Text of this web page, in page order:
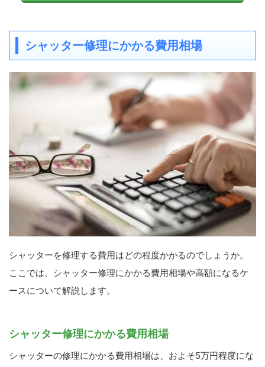
シャッター修理にかかる費用相場
シャッターを修理する費用はどの程度かかるのでしょうか。
ここでは、シャッター修理にかかる費用相場や高額になるケ
ースについて解説します。
シャッター修理にかかる費用相場
シャッターの修理にかかる費用相場は、およそ5万円程度にな